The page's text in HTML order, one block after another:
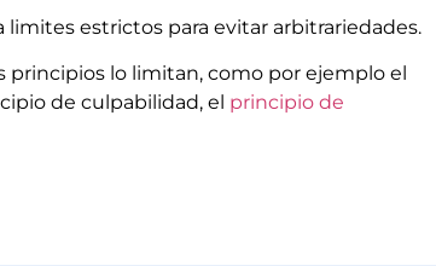
limites estrictos para evitar arbitrariedades.
lo limitan, como por ejemplo el
de culpabilidad, el principio de